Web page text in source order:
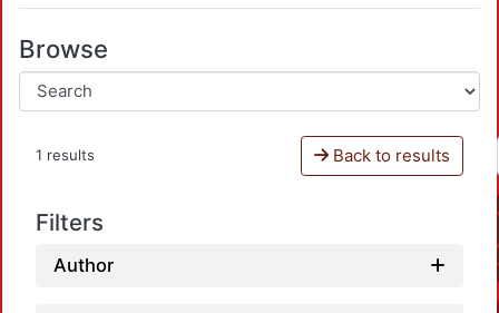
Browse
1 results Back to results
Filters
Author